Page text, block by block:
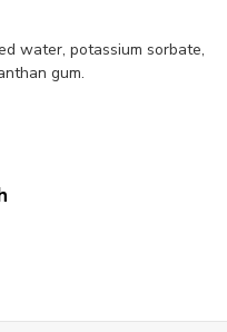
water, potassium sorbate,
gum.